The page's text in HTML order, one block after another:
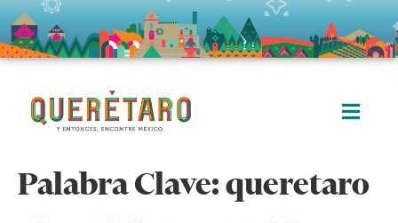
Palabra Clave:queretaro